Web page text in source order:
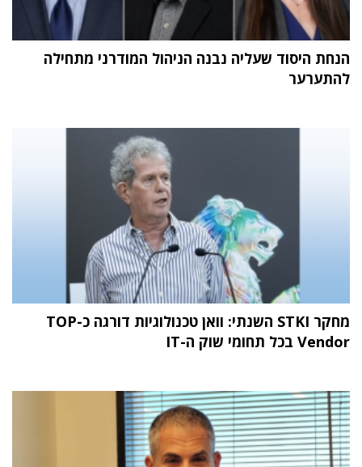
הנחת היסוד שעליה נבנה הניהול המודרני מתחילה
להתערער
מחקר STKI השנתי: וואן טכנולוגיות דורגה כ-TOP
Vendor בכל תחומי שוק ה-IT